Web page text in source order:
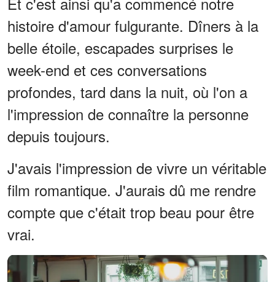
histoire d'amour fulgurante. Dîners à la
belle étoile, escapades surprises le
week-end et ces conversations
profondes, tard dans la nuit, où l'on a
l'impression de connaître la personne
depuis toujours.
J'avais l'impression de vivre un véritable
film romantique. J'aurais dû me rendre
compte que c'était trop beau pour être
vrai.